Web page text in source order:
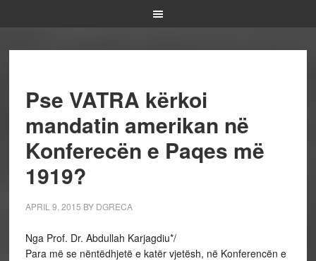
Pse VATRA kërkoi
mandatin amerikan në
Konferecën e Paqes më
1919?
APRIL 9, 2015 BY DGRECA
Nga Prof. Dr. Abdullah Karjagdiu*/
Para më se nëntëdhjetë e katër vjetësh, në Konferencën e